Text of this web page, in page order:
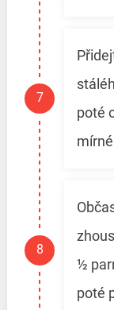
poté
½
poté